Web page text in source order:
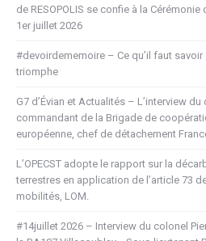
de RESOPOLIS se confie à la
1er juillet 2026
#devoirdememoire – Ce qu’il faut savoir
triomphe
G7 d’Évian et Actualités – L’interview du
commandant de la Brigade de
européenne, chef de détachement
L’OPECST adopte le rapport sur la
terrestres en application de l’article 73
mobilités, LOM.
#14juillet 2026 – Interview du colonel